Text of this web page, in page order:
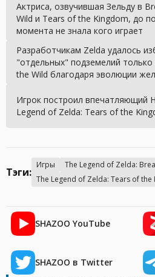
Актриса, озвучившая Зельду в
Wild и Tears of the Kingdom, до
момента не знала кого играет
Разработчикам Zelda удалось
"отдельных" подземелий
the Wild благодаря эволюции
Игрок построил впечатляющий
Legend of Zelda: Tears of the
Тэги:
Игры
The Legend of Zelda:
The Legend of Zelda: Tears of the
SHAZOO YouTube
SHAZOO в Twitter